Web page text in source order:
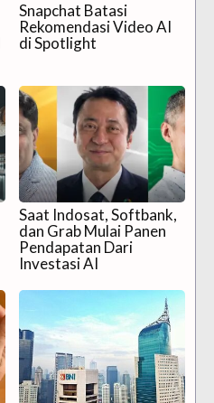
Snapchat Batasi
Rekomendasi Video AI
di Spotlight
Saat Indosat, Softbank,
dan Grab Mulai Panen
Pendapatan Dari
Investasi AI